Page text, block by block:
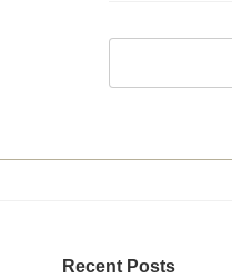
Recent Posts